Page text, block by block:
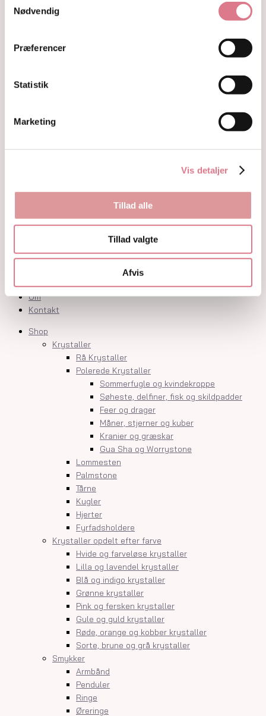
Nødvendig
Præferencer
Statistik
Marketing
Vis detaljer
Tillad alle
Tillad valgte
Afvis
Smykker
Ringe
Vedhæng
Orakelkort
Guides
Om
Kontakt
Shop
Krystaller
Rå Krystaller
Polerede Krystaller
Sommerfugle og kvindekroppe
Søheste, delfiner, fisk og skildpadder
Feer og drager
Måner, stjerner og kuber
Kranier og græskar
Gua Sha og Worrystone
Lommesten
Palmstone
Tårne
Kugler
Hjerter
Fyrfadsholdere
Krystaller opdelt efter farve
Hvide og farveløse krystaller
Lilla og lavendel krystaller
Blå og indigo krystaller
Grønne krystaller
Pink og fersken krystaller
Gule og guld krystaller
Røde, orange og kobber krystaller
Sorte, brune og grå krystaller
Smykker
Armbånd
Penduler
Ringe
Øreringe